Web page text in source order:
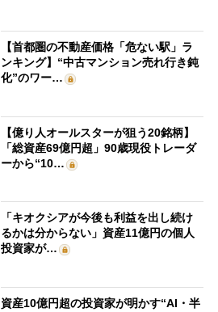
【首都圏の不動産価格「危ない駅」ラ
ンキング】“中古マンション売れ行き鈍
化”のワー…
【億り人オールスターが狙う20銘柄】
「総資産69億円超」90歳現役トレーダ
ーから“10…
「キオクシアが今後も利益を出し続け
るかは分からない」資産11億円の個人
投資家が…
資産10億円超の投資家が明かす“AI・半